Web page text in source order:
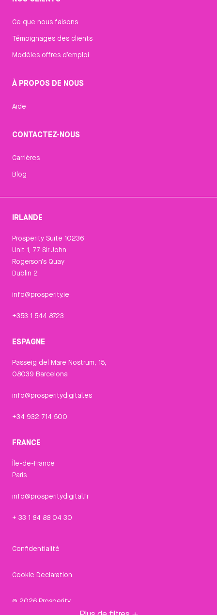
Ce que nous faisons
Témoignages des clients
Modèles offres d’emploi
À PROPOS DE NOUS
Aide
CONTACTEZ-NOUS
Carrières
Blog
IRLANDE
Prosperity Suite 10236
Unit 1, 77 Sir John
Rogerson's Quay
Dublin 2
info@prosperity.ie
+353 1 544 8723
ESPAGNE
Passeig del Mare Nostrum, 15,
08039 Barcelona
info@prosperitydigital.es
+34 932 714 500
FRANCE
Île-de-France
Paris
info@prosperitydigital.fr
+ 33 1 84 88 04 30
Confidentialité
Cookie Declaration
© 2026 Prosperity